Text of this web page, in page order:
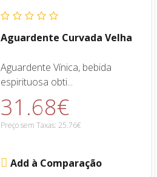
Aguardente Curvada Velha
Aguardente Vínica, bebida
espirituosa obti...
31.68€
Preço sem Taxas: 25.76€
Add à Comparação